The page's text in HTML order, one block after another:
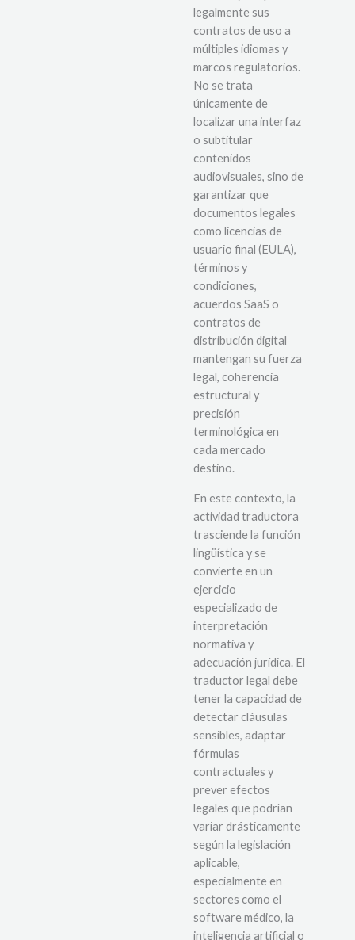
legalmente sus
contratos de uso a
múltiples idiomas y
marcos regulatorios.
No se trata
únicamente de
localizar una interfaz
o subtitular
contenidos
audiovisuales, sino de
garantizar que
documentos legales
como licencias de
usuario final (EULA),
términos y
condiciones,
acuerdos SaaS o
contratos de
distribución digital
mantengan su fuerza
legal, coherencia
estructural y
precisión
terminológica en
cada mercado
destino.
En este contexto, la
actividad traductora
trasciende la función
lingüística y se
convierte en un
ejercicio
especializado de
interpretación
normativa y
adecuación jurídica. El
traductor legal debe
tener la capacidad de
detectar cláusulas
sensibles, adaptar
fórmulas
contractuales y
prever efectos
legales que podrían
variar drásticamente
según la legislación
aplicable,
especialmente en
sectores como el
software médico, la
inteligencia artificial o